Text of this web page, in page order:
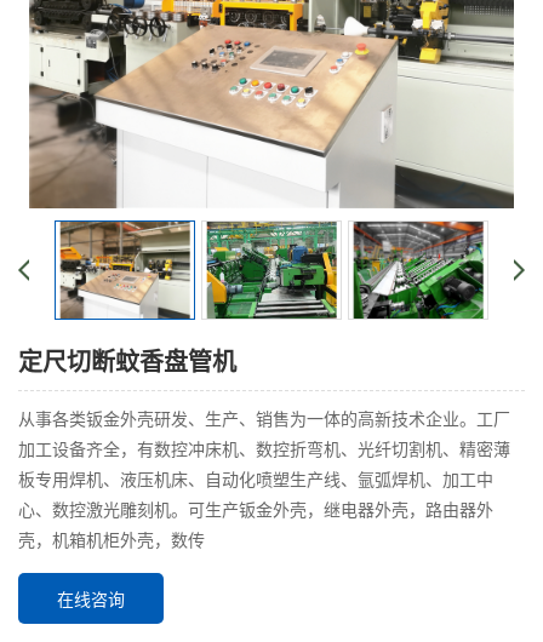
定尺切断蚊香盘管机
从事各类钣金外壳研发、生产、销售为一体的高新技术企业。工厂
加工设备齐全，有数控冲床机、数控折弯机、光纤切割机、精密薄
板专用焊机、液压机床、自动化喷塑生产线、氩弧焊机、加工中
心、数控激光雕刻机。可生产钣金外壳，继电器外壳，路由器外
壳，机箱机柜外壳，数传
在线咨询